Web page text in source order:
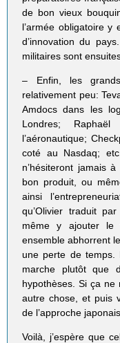
de bon vieux
l’armée obligatoire
d’innovation du
militaires sont
– Enfin, les
relativement peu:
Amdocs dans les
Londres;
l’aéronautique;
coté au Nasdaq;
n’hésiteront jamais
bon produit, ou
ainsi
qu’Olivier traduit
même y ajouter le
ensemble abhorrent
une perte de
marche plutôt que
hypothèses. Si ça ne
autre chose, et puis
de l’approche
Voilà, j’espère que